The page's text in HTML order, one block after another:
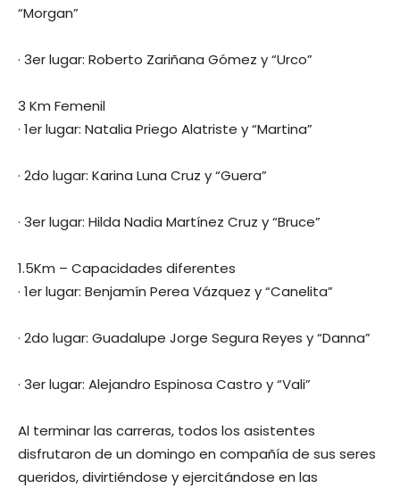
“Morgan”
· 3er lugar: Roberto Zariñana Gómez y “Urco”
3 Km Femenil
· 1er lugar: Natalia Priego Alatriste y “Martina”
· 2do lugar: Karina Luna Cruz y “Guera”
· 3er lugar: Hilda Nadia Martínez Cruz y “Bruce”
1.5Km – Capacidades diferentes
· 1er lugar: Benjamín Perea Vázquez y “Canelita”
· 2do lugar: Guadalupe Jorge Segura Reyes y “Danna”
· 3er lugar: Alejandro Espinosa Castro y “Vali”
Al terminar las carreras, todos los asistentes
disfrutaron de un domingo en compañía de sus seres
queridos, divirtiéndose y ejercitándose en las